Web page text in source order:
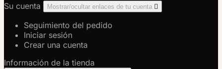
Su cuenta
Mostrar/ocultar enlaces de tu cuenta 
Seguimiento del pedido
Iniciar sesión
Crear una cuenta
Información de la tienda